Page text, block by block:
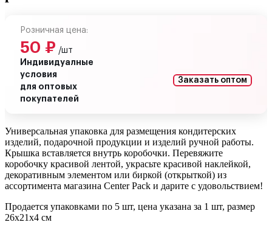
Розничная цена:
50 ₽ /шт
Индивидуалные
условия
для оптовых
покупателей
Заказать оптом
Универсальная упаковка для размещения кондитерских
изделий, подарочной продукции и изделий ручной работы.
Крышка вставляется внутрь коробочки. Перевяжите
коробочку красивой лентой, украсьте красивой наклейкой,
декоративным элементом или биркой (открыткой) из
ассортимента магазина Center Pack и дарите с удовольствием!
Продается упаковками по 5 шт, цена указана за 1 шт, размер
26х21х4 см